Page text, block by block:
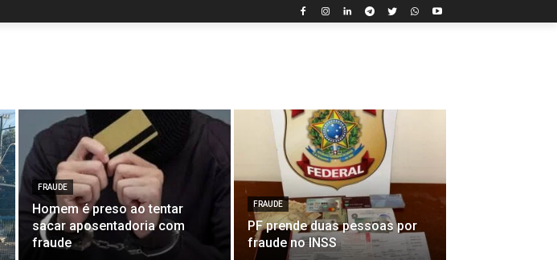
FRAUDE
Homem é preso ao tentar
sacar aposentadoria com
fraude
FRAUDE
PF prende duas pessoas por
fraude no INSS